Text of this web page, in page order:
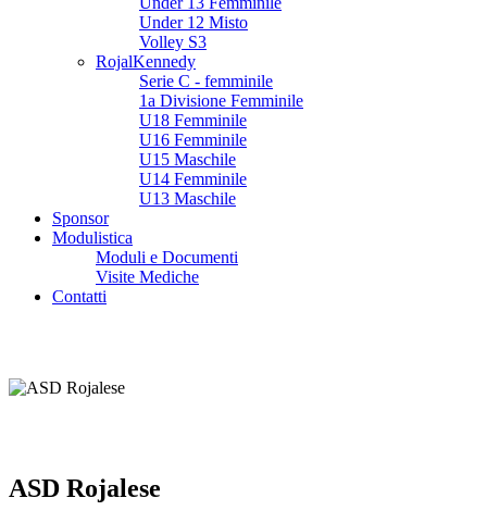
Under 12 Misto
Volley S3
RojalKennedy
Serie C - femminile
1a Divisione Femminile
U18 Femminile
U16 Femminile
U15 Maschile
U14 Femminile
U13 Maschile
Sponsor
Modulistica
Moduli e Documenti
Visite Mediche
Contatti
ASD Rojalese